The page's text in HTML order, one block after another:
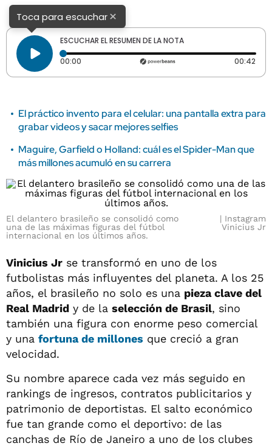
Toca para escuchar×
ESCUCHAR EL RESUMEN DE LA NOTA
00:00 Tiempo transcurrido: 0 segundos 00:42
El práctico invento para el celular: una pantalla extra para
grabar videos y sacar mejores selfies
Maguire, Garfield o Holland: cuál es el Spider-Man que
más millones acumuló en su carrera
El delantero brasileño se consolidó como
una de las máximas figuras del fútbol
internacional en los últimos años.
Instagram
Vinicius Jr
Vinicius Jr se transformó en uno de los
futbolistas más influyentes del planeta. A los 25
años, el brasileño no solo es una pieza clave del
Real Madrid y de la selección de Brasil, sino
también una figura con enorme peso comercial
y una fortuna de millones que creció a gran
velocidad.
Su nombre aparece cada vez más seguido en
rankings de ingresos, contratos publicitarios y
patrimonio de deportistas. El salto económico
fue tan grande como el deportivo: de las
canchas de Río de Janeiro a uno de los clubes